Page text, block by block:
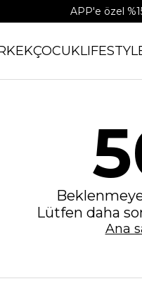
APP'e özel
ÇOCUK
Lütfen daha
Ana